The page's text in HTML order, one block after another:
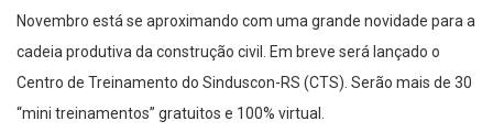
Novembro está se aproximando com uma grande novidade para a
cadeia produtiva da construção civil. Em breve será lançado o
Centro de Treinamento do Sinduscon-RS (CTS). Serão mais de 30
“mini treinamentos” gratuitos e 100% virtual.